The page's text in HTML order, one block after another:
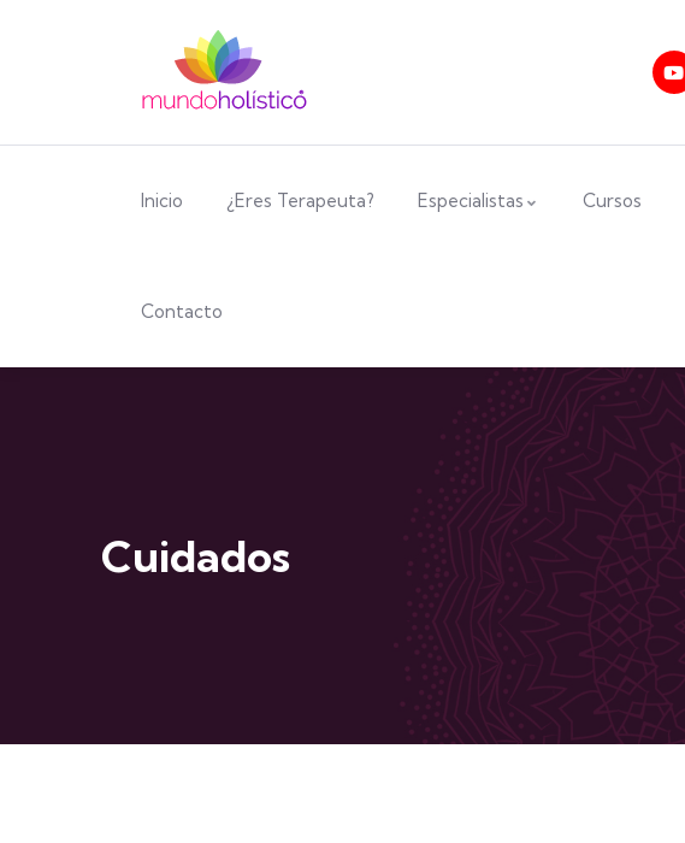
Inicio ¿Eres Terapeuta? Especialistas Cursos
Contacto
Cuidados